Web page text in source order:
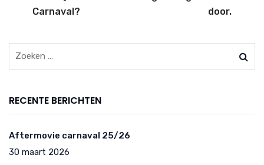
Carnaval?
door.
RECENTE BERICHTEN
Aftermovie carnaval 25/26
30 maart 2026